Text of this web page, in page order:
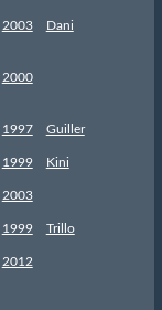
2003 Dani
2000
1997 Guiller
1999 Kini
2003
1999 Trillo
2012